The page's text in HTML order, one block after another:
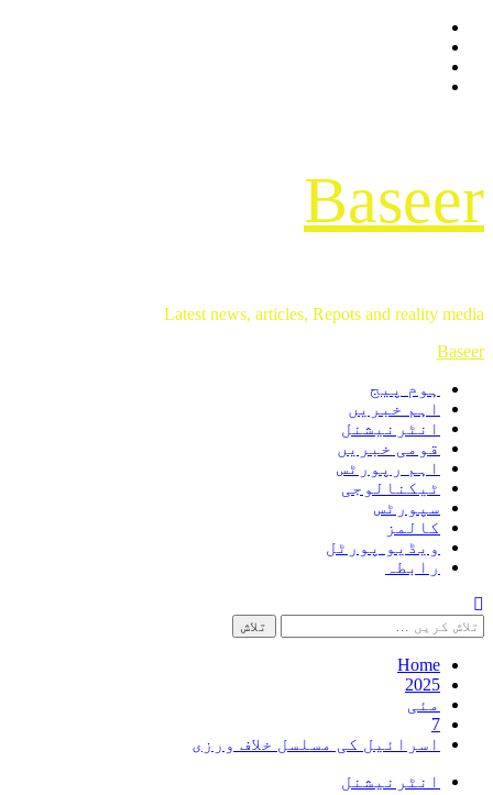
Skip
content
Baseer
Latest news, articles, Repots and reality media
Primary
Baseer
ہوم پیج
اہم خبریں
انٹرنیشنل
قومی خبریں
اہم رپورٹس
ٹیکنالوجی
سپورٹس
کالمز
ویڈیو پورٹل
رابطہ
تلاش
کریں
برائے:Home
2025
مئی
7
اسرائیل کی مسلسل خلاف ورزی
انٹرنیشنل